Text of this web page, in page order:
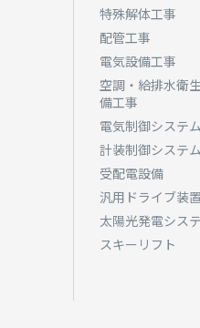
特殊解体工事
配管工事
電気設備工事
空調・給排水衛
備工事
電気制御システム
計装制御システム
受配電設備
汎用ドライブ装置
太陽光発電シス
スキーリフト